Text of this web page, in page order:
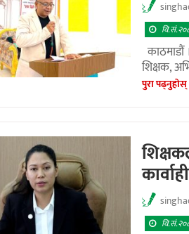
शिक्षक,
पुरा पढ्नुहाेस्